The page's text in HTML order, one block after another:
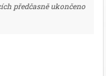
předčasně ukončeno